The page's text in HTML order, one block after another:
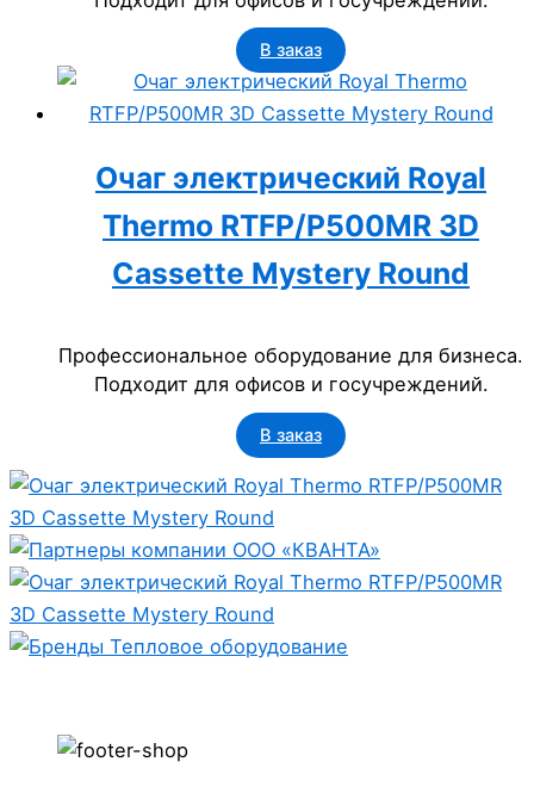
В заказ
Очаг электрический Royal
Thermo RTFP/P500MR 3D
Cassette Mystery Round
Профессиональное оборудование для бизнеса.
Подходит для офисов и госучреждений.
В заказ